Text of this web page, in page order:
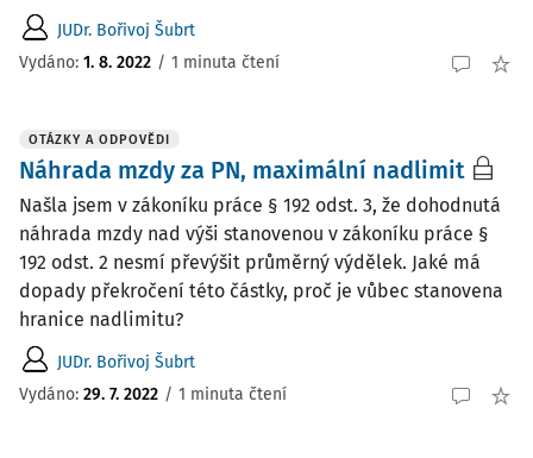
JUDr. Bořivoj Šubrt
Vydáno: 1. 8. 2022 / 1 minuta čtení
OTÁZKY A ODPOVĚDI
Náhrada mzdy za PN, maximální nadlimit
Našla jsem v zákoníku práce § 192 odst. 3, že dohodnutá
náhrada mzdy nad výši stanovenou v zákoníku práce §
192 odst. 2 nesmí převýšit průměrný výdělek. Jaké má
dopady překročení této částky, proč je vůbec stanovena
hranice nadlimitu?
JUDr. Bořivoj Šubrt
Vydáno: 29. 7. 2022 / 1 minuta čtení